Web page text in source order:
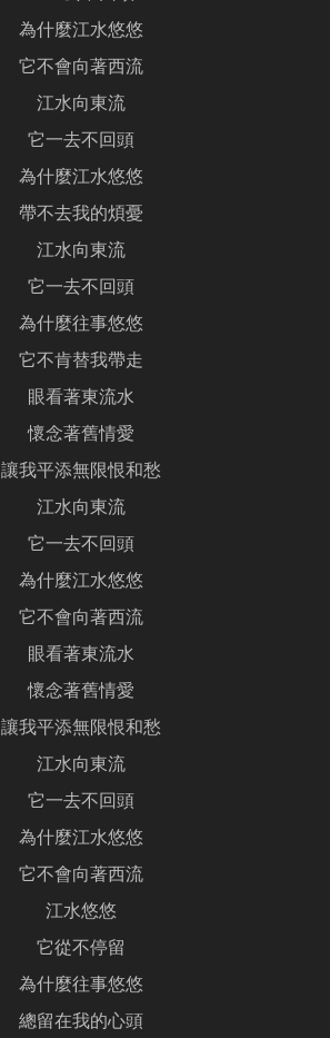
為什麼江水悠悠
它不會向著西流
江水向東流
它一去不回頭
為什麼江水悠悠
帶不去我的煩憂
江水向東流
它一去不回頭
為什麼往事悠悠
它不肯替我帶走
眼看著東流水
懷念著舊情愛
讓我平添無限恨和愁
江水向東流
它一去不回頭
為什麼江水悠悠
它不會向著西流
眼看著東流水
懷念著舊情愛
讓我平添無限恨和愁
江水向東流
它一去不回頭
為什麼江水悠悠
它不會向著西流
江水悠悠
它從不停留
為什麼往事悠悠
總留在我的心頭